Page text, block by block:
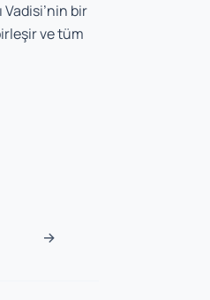
Vadisi’nin bir
ve tüm
→